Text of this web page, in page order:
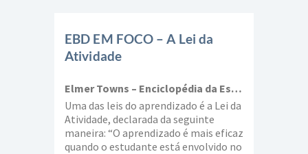
EBD EM FOCO – A Lei da
Atividade
Elmer Towns – Enciclopédia da Escola Dominical
Uma das leis do aprendizado é a Lei da
Atividade, declarada da seguinte
maneira: “O aprendizado é mais eficaz
quando o estudante está envolvido no